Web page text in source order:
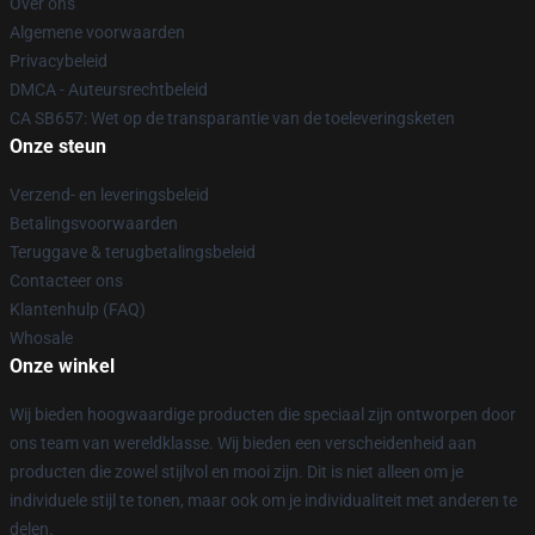
Algemene voorwaarden
Privacybeleid
DMCA - Auteursrechtbeleid
CA SB657: Wet op de transparantie van de toeleveringsketen
Onze steun
Verzend- en leveringsbeleid
Betalingsvoorwaarden
Teruggave & terugbetalingsbeleid
Contacteer ons
Klantenhulp (FAQ)
Whosale
Onze winkel
Wij bieden hoogwaardige producten die speciaal zijn ontworpen door
ons team van wereldklasse. Wij bieden een verscheidenheid aan
producten die zowel stijlvol en mooi zijn. Dit is niet alleen om je
individuele stijl te tonen, maar ook om je individualiteit met anderen te
delen.